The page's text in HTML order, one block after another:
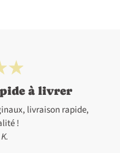
à livrer
livraison rapide,
!